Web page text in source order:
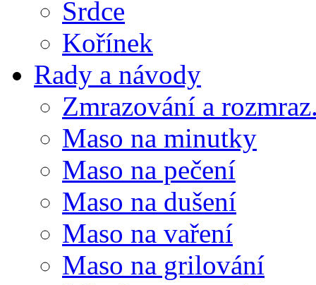
Srdce
Kořínek
Rady a návody
Zmrazování a
Maso na minutky
Maso na pečení
Maso na dušení
Maso na vaření
Maso na grilování